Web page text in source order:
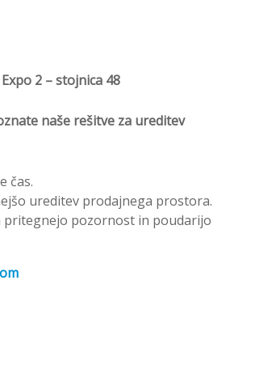
2 – stojnica 48
naše rešitve za ureditev
čas.
ureditev prodajnega prostora.
pritegnejo pozornost in poudarijo